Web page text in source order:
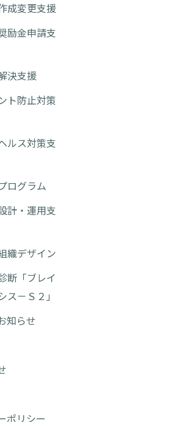
成変更支援
励金申請支
決支援
ト防止対策
ルス対策支
ログラム
計・運用支
織デザイン
断「ブレイ
ス－Ｓ２」
知らせ
ポリシー